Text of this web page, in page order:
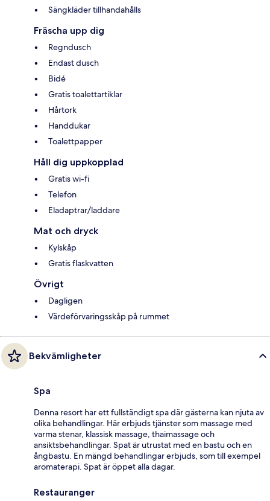
Sängkläder tillhandahålls
Fräscha upp dig
Regndusch
Endast dusch
Bidé
Gratis toalettartiklar
Hårtork
Handdukar
Toalettpapper
Håll dig uppkopplad
Gratis wi-fi
Telefon
Eladaptrar/laddare
Mat och dryck
Kylskåp
Gratis flaskvatten
Övrigt
Dagligen
Värdeförvaringsskåp på rummet
Bekvämligheter
Spa
Denna resort har ett fullständigt spa där gästerna kan njuta av
olika behandlingar. Här erbjuds tjänster som massage med
varma stenar, klassisk massage, thaimassage och
ansiktsbehandlingar. Spat är utrustat med en bastu och en
ångbastu. En mängd behandlingar erbjuds, som till exempel
aromaterapi. Spat är öppet alla dagar.
Restauranger